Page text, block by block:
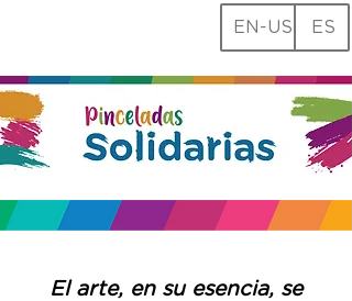
EN-US ES
El arte, en su esencia, se